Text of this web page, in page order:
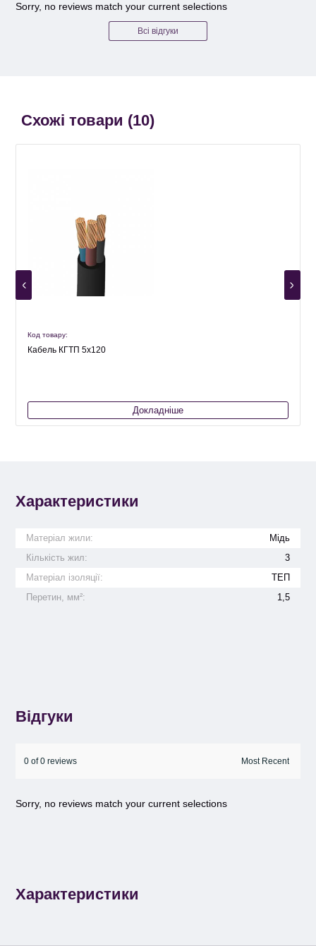
Sorry, no reviews match your current selections
Всі відгуки
Схожі товари (10)
Код товару:
Кабель КГТП 5х120
Докладніше
Характеристики
Матеріал жили:
Мідь
Кількість жил:
3
Матеріал ізоляції:
ТЕП
Перетин, мм²:
1,5
Відгуки
0 of 0 reviews
Sorry, no reviews match your current selections
Характеристики